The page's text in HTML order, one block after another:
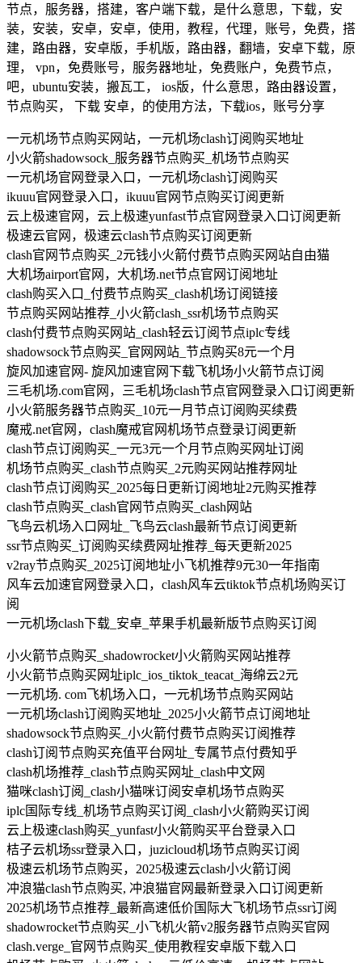
节点，服务器，搭建，客户端下载，是什么意思，下载，安
装，安装，安卓，安卓，使用，教程，代理，账号，免费，搭
建，路由器，安卓版，手机版，路由器，翻墙，安卓下载，原
理， vpn，免费账号，服务器地址，免费账户，免费节点，
吧，ubuntu安装，搬瓦工， ios版，什么意思，路由器设置，
节点购买， 下载 安卓，的使用方法，下载ios，账号分享
一元机场节点购买网站，一元机场clash订阅购买地址
小火箭shadowsock_服务器节点购买_机场节点购买
一元机场官网登录入口，一元机场clash订阅购买
ikuuu官网登录入口，ikuuu官网节点购买订阅更新
云上极速官网，云上极速yunfast节点官网登录入口订阅更新
极速云官网，极速云clash节点购买订阅更新
clash官网节点购买_2元钱小火箭付费节点购买网站自由猫
大机场airport官网，大机场.net节点官网订阅地址
clash购买入口_付费节点购买_clash机场订阅链接
节点购买网站推荐_小火箭clash_ssr机场节点购买
clash付费节点购买网站_clash轻云订阅节点iplc专线
shadowsock节点购买_官网网站_节点购买8元一个月
旋风加速官网- 旋风加速官网下载飞机场小火箭节点订阅
三毛机场.com官网，三毛机场clash节点官网登录入口订阅更新
小火箭服务器节点购买_10元一月节点订阅购买续费
魔戒.net官网，clash魔戒官网机场节点登录订阅更新
clash节点订阅购买_一元3元一个月节点购买网址订阅
机场节点购买_clash节点购买_2元购买网站推荐网址
clash节点订阅购买_2025每日更新订阅地址2元购买推荐
clash节点购买_clash官网节点购买_clash网站
飞鸟云机场入口网址_飞鸟云clash最新节点订阅更新
ssr节点购买_订阅购买续费网址推荐_每天更新2025
v2ray节点购买_2025订阅地址小飞机推荐9元30一年指南
风车云加速官网登录入口，clash风车云tiktok节点机场购买订
阅
一元机场clash下载_安卓_苹果手机最新版节点购买订阅
小火箭节点购买_shadowrocket小火箭购买网站推荐
小火箭节点购买网址iplc_ios_tiktok_teacat_海绵云2元
一元机场. com飞机场入口，一元机场节点购买网站
一元机场clash订阅购买地址_2025小火箭节点订阅地址
shadowsock节点购买_小火箭付费节点购买订阅推荐
clash订阅节点购买充值平台网址_专属节点付费知乎
clash机场推荐_clash节点购买网址_clash中文网
猫咪clash订阅_clash小猫咪订阅安卓机场节点购买
iplc国际专线_机场节点购买订阅_clash小火箭购买订阅
云上极速clash购买_yunfast小火箭购买平台登录入口
桔子云机场ssr登录入口，juzicloud机场节点购买订阅
极速云机场节点购买，2025极速云clash小火箭订阅
冲浪猫clash节点购买, 冲浪猫官网最新登录入口订阅更新
2025机场节点推荐_最新高速低价国际大飞机场节点ssr订阅
shadowrocket节点购买_小飞机火箭v2服务器节点购买官网
clash.verge_官网节点购买_使用教程安卓版下载入口